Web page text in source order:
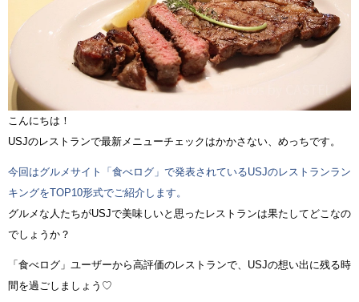
こんにちは！
USJのレストランで最新メニューチェックはかかさない、めっちです。
今回はグルメサイト「食べログ」で発表されているUSJのレストランラン
キングをTOP10形式でご紹介します。
グルメな人たちがUSJで美味しいと思ったレストランは果たしてどこなの
でしょうか？
「食べログ」ユーザーから高評価のレストランで、USJの想い出に残る時
間を過ごしましょう♡